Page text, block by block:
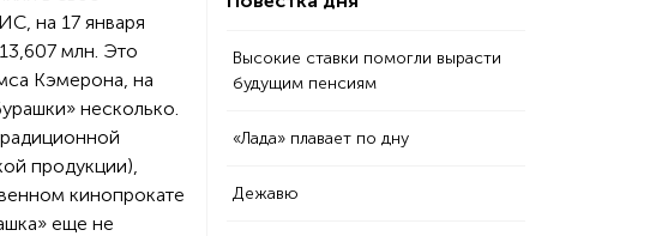
на 17 января
млн. Это
Кэмерона, на
несколько.
продукции),
кинопрокате
еще не
Высокие ставки помогли вырасти
будущим пенсиям
«Лада» плавает по дну
Дежавю